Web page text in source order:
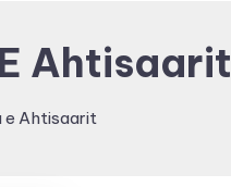
Ahtisaarit
e Ahtisaarit